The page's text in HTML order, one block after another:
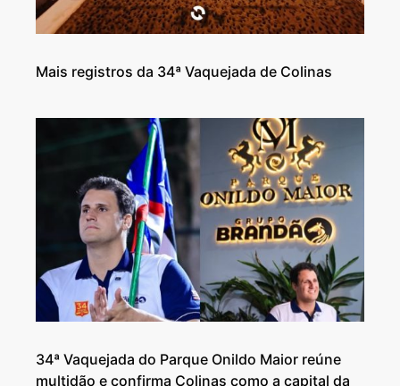
Mais registros da 34ª Vaquejada de Colinas
34ª Vaquejada do Parque Onildo Maior reúne
multidão e confirma Colinas como a capital da